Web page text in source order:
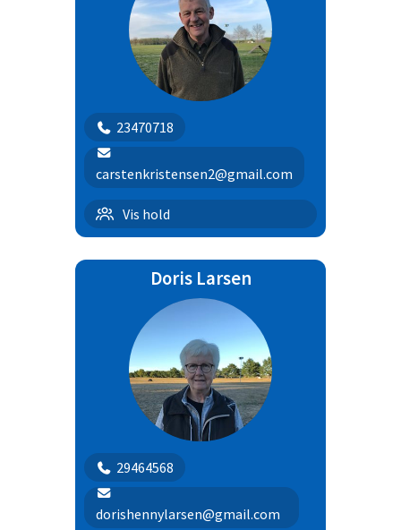
23470718
carstenkristensen2@gmail.com
Vis hold
Begynderhold + 8 mdr | 11
Doris Larsen
29464568
dorishennylarsen@gmail.com